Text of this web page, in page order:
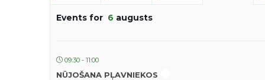
Events for 6 augusts
09:30 - 11:00
NŪJOŠANA PĻAVNIEKOS